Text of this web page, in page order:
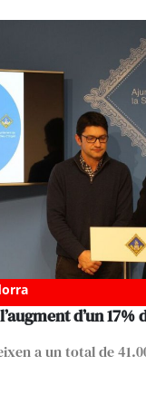
d’un 17%
a un total de